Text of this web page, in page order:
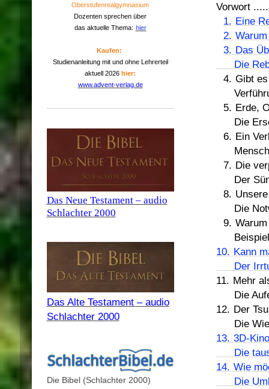
Vorwort
1. Eine
2.
3. Das
Die
4. Gibt
5. Erde,
Die
6. Ein
7. Die
Der
8.
Die
9.
10. Kann
Der
11. Mehr
Die
12. Der
Die
13. 3D-
Die
14. Wie
Die
Oberstufenrealgymnasium
Dozenten sprechen über
das aktuelle Thema: hier
Kaufen:
Studienanleitung mit und ohne Lehrerteil
aktuell 2026 hier:
www.advent-verlag.de
Das Neue Testament – audio
Schlachter 2000
Das Alte Testament – audio
Schlachter 2000
Die Bibel (Schlachter 2000)